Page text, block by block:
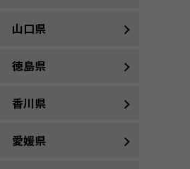
山口県
徳島県
香川県
愛媛県